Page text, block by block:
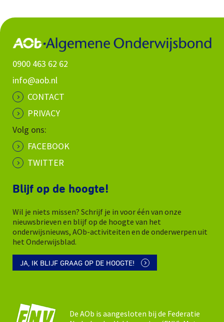
0900 463 62 62
info@aob.nl
CONTACT
PRIVACY
Volg ons:
FACEBOOK
TWITTER
Blijf op de hoogte!
Wil je niets missen? Schrijf je in voor één van onze
nieuwsbrieven en blijf op de hoogte van het
onderwijsnieuws, AOb-activiteiten en de onderwerpen uit
het Onderwijsblad.
JA, IK BLIJF GRAAG OP DE HOOGTE!
De AOb is aangesloten bij de Federatie